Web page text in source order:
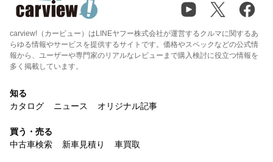
carview!（カービュー）はLINEヤフー株式会社が運営するクルマに関するあ
らゆる情報やサービスを提供するサイトです。価格やスペックなどの公式情
報から、ユーザーや専門家のリアルなレビューまで購入検討に役立つ情報を
多く掲載しています。
知る
カタログ
ニュース オリジナル記事
買う・売る
中古車検索
新車見積り 車買取